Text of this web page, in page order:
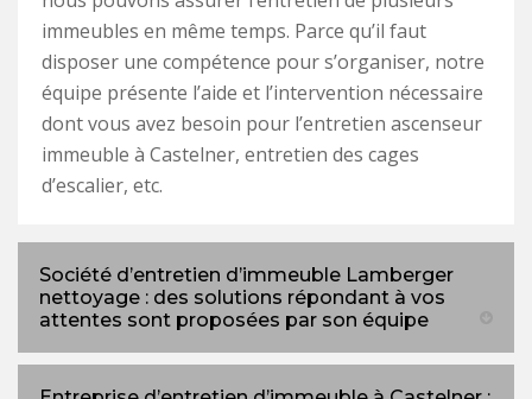
immeubles en même temps. Parce qu’il faut
disposer une compétence pour s’organiser, notre
équipe présente l’aide et l’intervention nécessaire
dont vous avez besoin pour l’entretien ascenseur
immeuble à Castelner, entretien des cages
d’escalier, etc.
Société d’entretien d’immeuble Lamberger
nettoyage : des solutions répondant à vos
attentes sont proposées par son équipe